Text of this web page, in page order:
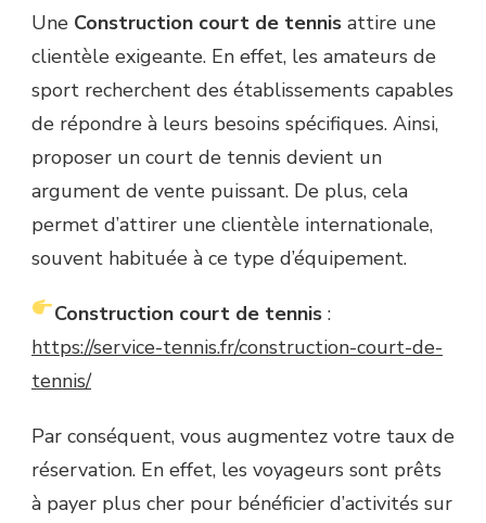
Une Construction court de tennis attire une
clientèle exigeante. En effet, les amateurs de
sport recherchent des établissements capables
de répondre à leurs besoins spécifiques. Ainsi,
proposer un court de tennis devient un
argument de vente puissant. De plus, cela
permet d’attirer une clientèle internationale,
souvent habituée à ce type d’équipement.
Construction court de tennis:
https://service-tennis.fr/construction-court-de-
tennis/
Par conséquent, vous augmentez votre taux de
réservation. En effet, les voyageurs sont prêts
à payer plus cher pour bénéficier d’activités sur